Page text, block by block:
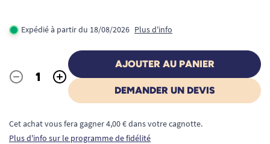
Expédié à partir du 18/08/2026 Plus d'info
Quantité
- +
AJOUTER AU PANIER
DEMANDER UN DEVIS
Cet achat vous fera gagner 4,00 € dans votre cagnotte.
Plus d'info sur le programme de fidélité